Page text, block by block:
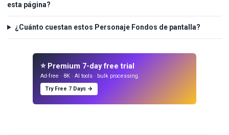
esta página?
¿Cuánto cuestan estos Personaje Fondos de pantalla?
⭐ Premium 7-day free trial
Ad-free · 8K · AI tools · bulk processing.
Try Free 7 Days →